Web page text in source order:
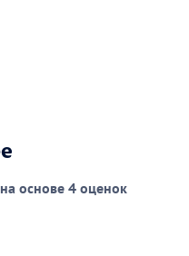
на основе 4 оценок